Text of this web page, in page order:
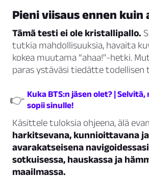
Pieni viisaus ennen kuin
Tämä testi ei ole kristallipallo.
tutkia mahdollisuuksia, havaita
kokea muutama “ahaa!"-hetki.
paras ystäväsi tiedätte todellisen
👉 Kuka BTS:n jäsen olet? | Selvitä,
sopii sinulle!
Käsittele tuloksia ohjeena, älä
harkitsevana, kunnioittavana ja
avarakatseisena
sotkuisessa, hauskassa ja
maailmassa.